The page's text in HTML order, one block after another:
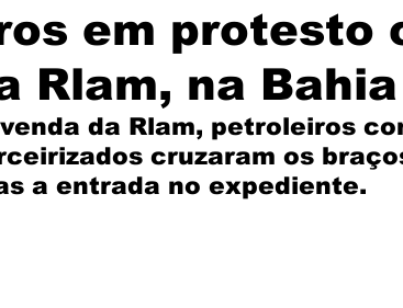
do Brasil INSS Saúde
História Itaú Solidariedade
em protesto
Rlam, na Bahia
da Rlam, petroleiros
cruzaram os
a entrada no expediente.